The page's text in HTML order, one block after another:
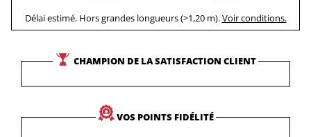
Délai estimé. Hors grandes longueurs (>1,20 m).Voir conditions.
CHAMPION DE LA SATISFACTION CLIENT
VOS POINTS FIDÉLITÉ